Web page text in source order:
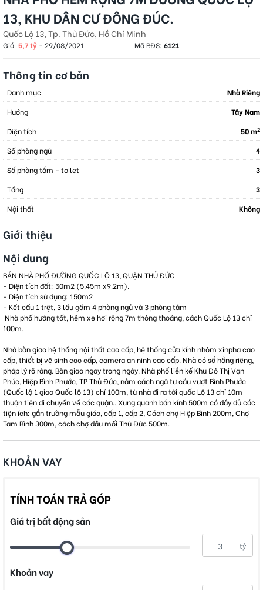
13, KHU DÂN CƯ ĐÔNG ĐÚC.
Quốc Lộ 13, Tp. Thủ Đức, Hồ Chí Minh
Giá: 5,7 tỷ - 29/08/2021 Mã BĐS: 6121
Thông tin cơ bản
Danh mục
Nhà Riêng
Hướng
Tây Nam
Diện tích
50 m2
Số phòng ngủ
4
Số phòng tắm - toilet
3
Tầng
3
Nội thất
Không
Giới thiệu
Nội dung
BÁN NHÀ PHỐ ĐƯỜNG QUỐC LỘ 13, QUẬN THỦ ĐỨC
- Diện tích đất: 50m2 (5.45m x9.2m).
- Diện tích sử dụng: 150m2
- Kết cấu 1 trệt, 3 lầu gồm 4 phòng ngủ và 3 phòng tắm
Nhà phố hướng tốt, hẻm xe hơi rộng 7m thông thoáng, cách Quốc Lộ 13 chỉ
100m.
Nhà bàn giao hệ thống nội thất cao cấp, hệ thống cửa kính nhôm xinpha cao
cấp, thiết bị vệ sinh cao cấp, camera an ninh cao cấp. Nhà có sổ hồng riêng,
pháp lý rõ ràng. Bàn giao ngay trong ngày. Nhà phố liền kế Khu Đô Thị Vạn
Phúc, Hiệp Bình Phước, TP Thủ Đức, nằm cách ngã tư cầu vượt Bình Phước
(Quốc lộ 1 giao Quốc lộ 13) chỉ 100m, từ nhà đi ra tới quốc Lộ 13 chỉ 10m
thuận tiện di chuyển về các quận.. Xung quanh bán kính 500m có đầy đủ các
tiện ích: gần trường mẫu giáo, cấp 1, cấp 2, Cách chợ Hiệp Bình 200m, Chợ
Tam Bình 300m, cách chợ đầu mối Thủ Đức 500m.
KHOẢN VAY
TÍNH TOÁN TRẢ GÓP
Giá trị bất động sản
tỷ
Khoản vay